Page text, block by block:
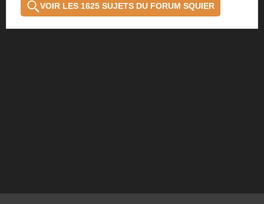
VOIR LES 1625 SUJETS DU FORUM SQUIER